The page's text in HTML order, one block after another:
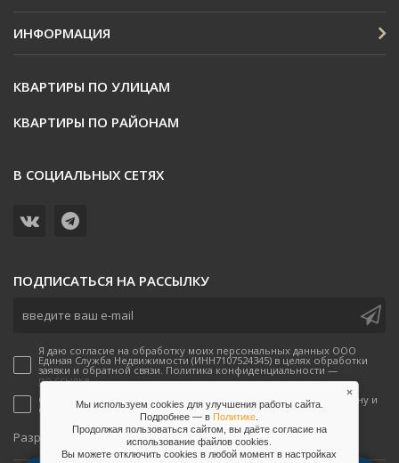
ИНФОРМАЦИЯ
КВАРТИРЫ ПО УЛИЦАМ
КВАРТИРЫ ПО РАЙОНАМ
В СОЦИАЛЬНЫХ СЕТЯХ
ПОДПИСАТЬСЯ НА РАССЫЛКУ
Я даю согласие на обработку моих персональных данных ООО
Единая Служба Недвижимости (ИНН7107524345) в целях обработки
заявки и обратной связи. Политика конфиденциальности —
по ссылке.
Согласен(-а) на получение рекламных предложений по телефону и
email от ООО Единая Служба Недвижимости
Разработаноonpeak
Мы используем cookies для улучшения работы сайта.
Подробнее — вПолитике
Продолжая пользоваться сайтом, вы даёте согласие на
использование файлов сookies.
Вы можете отключить сookies в любой момент в настройках
×